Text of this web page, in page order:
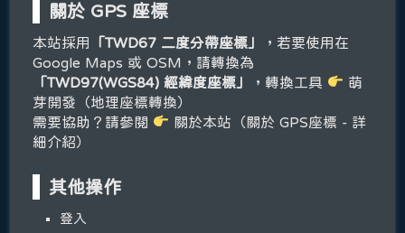
關於 GPS 座標
本站採用 「TWD67 二度分帶座標」
，若要使用在
Google Maps 或 OSM，請轉換為
「TWD97(WGS84) 經緯度座標」
，轉換工具
萌
芽開發（地理座標轉換）
需要協助？請參閱
關於本站（關於 GPS座標 - 詳
細介紹）
其他操作
登入